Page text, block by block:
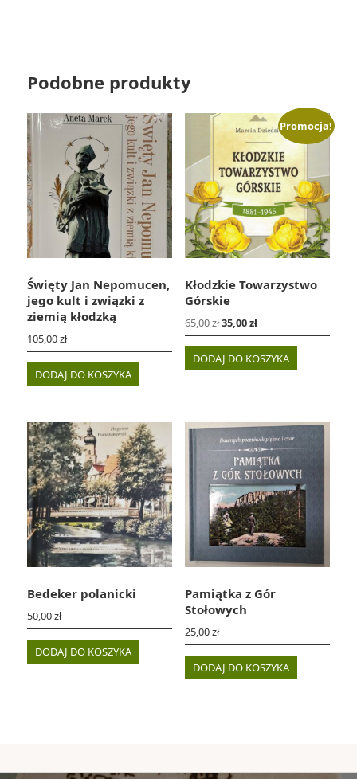
Podobne produkty
Święty Jan Nepomucen,
jego kult i związki z
ziemią kłodzką
105,00zł
DODAJ DO KOSZYKA
Promocja!
Kłodzkie Towarzystwo
Górskie
65,00złPierwotna
cena
wynosiła:
65,00 zł.
35,00złAktualna
cena
wynosi:
35,00 zł.
DODAJ DO KOSZYKA
Bedeker polanicki
50,00zł
DODAJ DO KOSZYKA
Pamiątka z Gór
Stołowych
25,00zł
DODAJ DO KOSZYKA